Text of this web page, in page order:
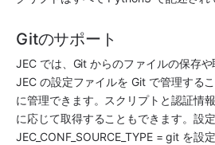
Gitのサポート
JEC では、Git からのファイルの保存や
JEC の設定ファイルを Git で管理する
に管理できます。スクリプトと認証情
に応じて取得することもできます。設
JEC_CONF_SOURCE_TYPE = git を設